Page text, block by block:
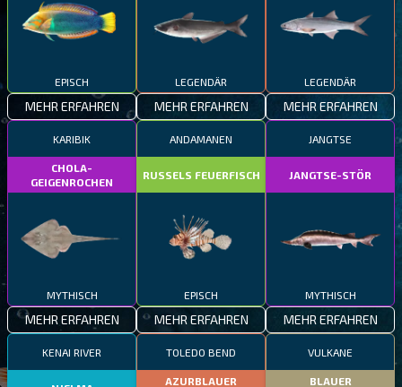
EPISCH
MEHR ERFAHREN
LEGENDÄR
MEHR ERFAHREN
LEGENDÄR
MEHR ERFAHREN
KARIBIK
CHOLA-
GEIGENROCHEN
MYTHISCH
MEHR ERFAHREN
ANDAMANEN
RUSSELS FEUERFISCH
EPISCH
MEHR ERFAHREN
JANGTSE
JANGTSE-STÖR
MYTHISCH
MEHR ERFAHREN
KENAI RIVER TOLEDO BEND
AZURBLAUER
VULKANE
BLAUER